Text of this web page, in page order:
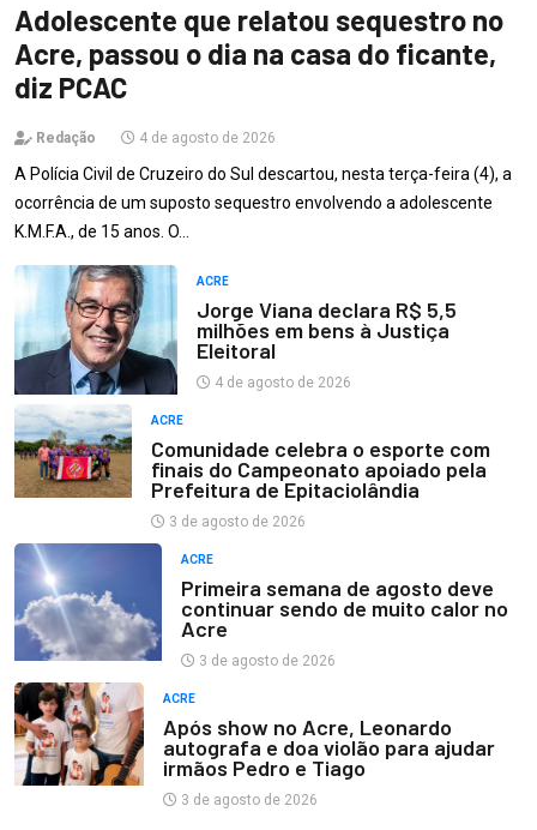
Adolescente que relatou sequestro no
Acre, passou o dia na casa do ficante,
diz PCAC
Redação 4 de agosto de 2026
A Polícia Civil de Cruzeiro do Sul descartou, nesta terça-feira (4), a
ocorrência de um suposto sequestro envolvendo a adolescente
K.M.F.A., de 15 anos. O…
ACRE
Jorge Viana declara R$ 5,5
milhões em bens à Justiça
Eleitoral
4 de agosto de 2026
ACRE
Comunidade celebra o esporte com
finais do Campeonato apoiado pela
Prefeitura de Epitaciolândia
3 de agosto de 2026
ACRE
Primeira semana de agosto deve
continuar sendo de muito calor no
Acre
3 de agosto de 2026
ACRE
Após show no Acre, Leonardo
autografa e doa violão para ajudar
irmãos Pedro e Tiago
3 de agosto de 2026